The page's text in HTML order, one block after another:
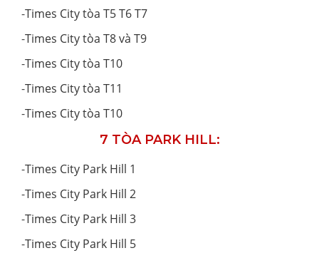
-Times City tòa T5 T6 T7
-Times City tòa T8 và T9
-Times City tòa T10
-Times City tòa T11
-Times City tòa T10
7 TÒA PARK HILL:
-Times City Park Hill 1
-Times City Park Hill 2
-Times City Park Hill 3
-Times City Park Hill 5